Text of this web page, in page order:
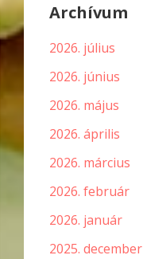
Archívum
2026. július
2026. június
2026. május
2026. április
2026. március
2026. február
2026. január
2025. december